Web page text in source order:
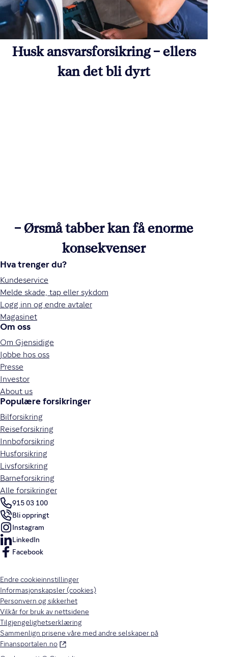
Husk ansvarsforsikring – ellers
kan det bli dyrt
– Ørsmå tabber kan få enorme
konsekvenser
Hva trenger du?
Kundeservice
Melde skade, tap eller sykdom
Logg inn og endre avtaler
Magasinet
Om oss
Om Gjensidige
Jobbe hos oss
Presse
Investor
About us
Populære forsikringer
Bilforsikring
Reiseforsikring
Innboforsikring
Husforsikring
Livsforsikring
Barneforsikring
Alle forsikringer
915 03 100
Bli oppringt
Instagram
LinkedIn
Facebook
Endre cookieinnstillinger
Informasjonskapsler (cookies)
Personvern og sikkerhet
Vilkår for bruk av nettsidene
Tilgjengelighetserklæring
Sammenlign prisene våre med andre selskaper på
Finansportalen.no